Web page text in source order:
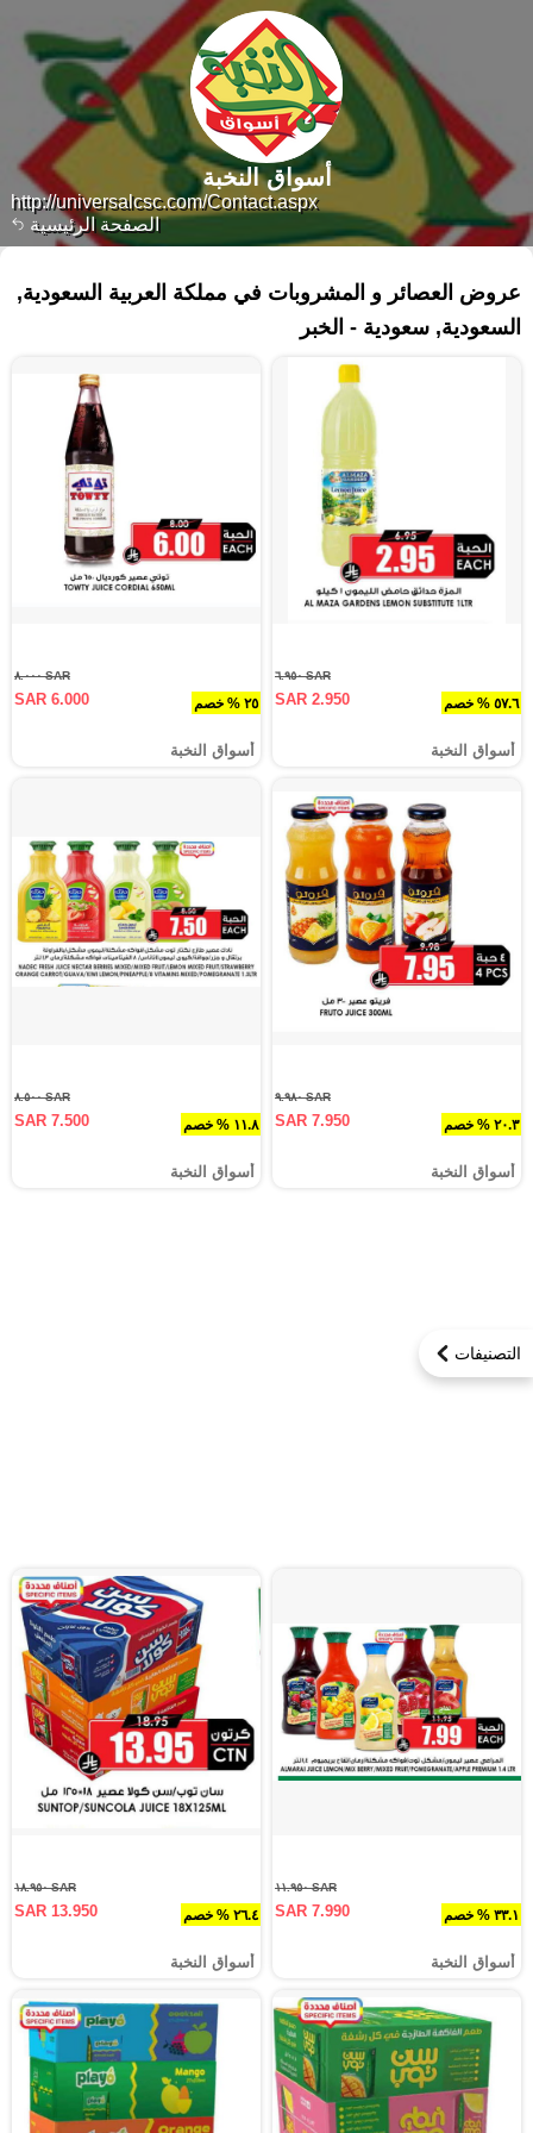
الصفحة الرئيسية
http://universalcsc.com/Contact.aspx
أسواق النخبة
التصنيفات
عروض العصائر و المشروبات في مملكة العربية السعودية,
السعودية, سعودية - الخبر‎
٥٧.٦ % خصم
SAR ٦.٩٥٠
SAR 2.950
أسواق النخبة
٢٥ % خصم
SAR ٨.٠٠٠
SAR 6.000
أسواق النخبة
٢٠.٣ % خصم
SAR ٩.٩٨٠
SAR 7.950
أسواق النخبة
١١.٨ % خصم
SAR ٨.٥٠٠
SAR 7.500
أسواق النخبة
٣٣.١ % خصم
SAR ١١.٩٥٠
SAR 7.990
أسواق النخبة
٢٦.٤ % خصم
SAR ١٨.٩٥٠
SAR 13.950
أسواق النخبة